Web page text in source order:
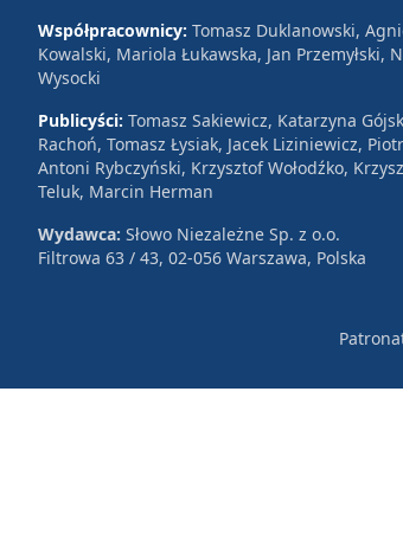
Współpracownicy: Tomasz Duklanowski,
Kowalski, Mariola Łukawska, Jan Przemyłski,
Wysocki
Publicyści: Tomasz Sakiewicz, Katarzyna
Rachoń, Tomasz Łysiak, Jacek Liziniewicz,
Antoni Rybczyński, Krzysztof Wołodźko,
Teluk, Marcin Herman
Wydawca: Słowo Niezależne Sp. z o.o.
Filtrowa 63 / 43, 02-056 Warszawa, Polska